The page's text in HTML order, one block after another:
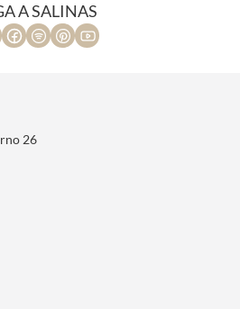
A SALINAS
26